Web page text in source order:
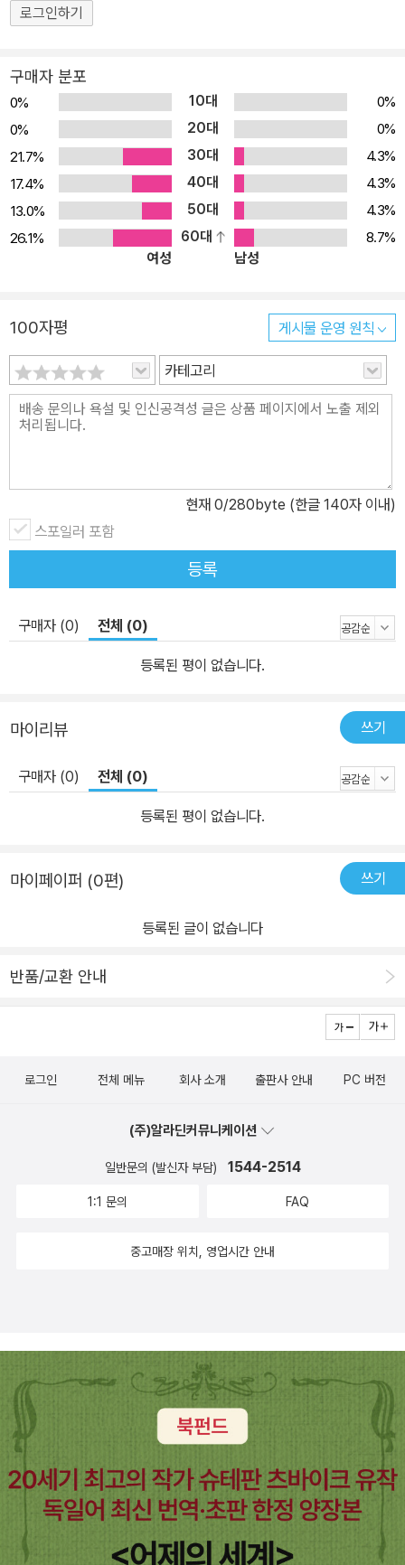
감동을 선사합니다. 또, 당시의 문화나 시대적인 배경을 간접적으로
실제 사이즈 그리고 작가가 그림을 그리게된 배경과 이야기를 담고
있습니다. 30점의 명화를 선별해 원화와 함께 직접 색칠할 수 있는
도판을 실었습니다. 멋진 액자와 명화 밑그림으로 그려진 선에 맞추
어 마음껏 색을 채워 나가다 보면 명화와 한층 더 가까워질 것입니다.
눈으로만 보는 것과 직접 색칠해 보는 것은 많은 차이가 있습니다. 더
세세한 부분까지 살펴보고 느낄 수가 있어요. 그렇기 때문에 『 마스터
피스 컬러링북 - 명화 컬러링 2』은 명화를 익히는 도슨트 교재로 각
명화에는 짤막한 해설이나 그림과 관련된 제작 비화 등 흥미진진한
읽을거리를 더했습니다. 아이들에게 차근차근 설명을 들려 주고 함께
남게 된답니다.
로그인하기
구매자 분포
0% 10대
0%
0%
20대
0%
21.7%
30대
4.3%
17.4%
40대
4.3%
13.0%
50대
4.3%
26.1%
60대
8.7%
여성
남성
100자평 게시물 운영 원칙
카테고리
현재 0/280byte (한글 140자 이내)
스포일러 포함
등록
구매자 (0) 전체 (0)
등록된 평이 없습니다.
마이리뷰 쓰기
구매자 (0) 전체 (0)
등록된 평이 없습니다.
마이페이퍼 (0편) 쓰기
등록된 글이 없습니다
반품/교환 안내
로그인 전체 메뉴 회사 소개 출판사 안내 PC 버전
(주)알라딘커뮤니케이션
일반문의 (발신자 부담) 1544-2514
1:1 문의 FAQ
중고매장 위치, 영업시간 안내